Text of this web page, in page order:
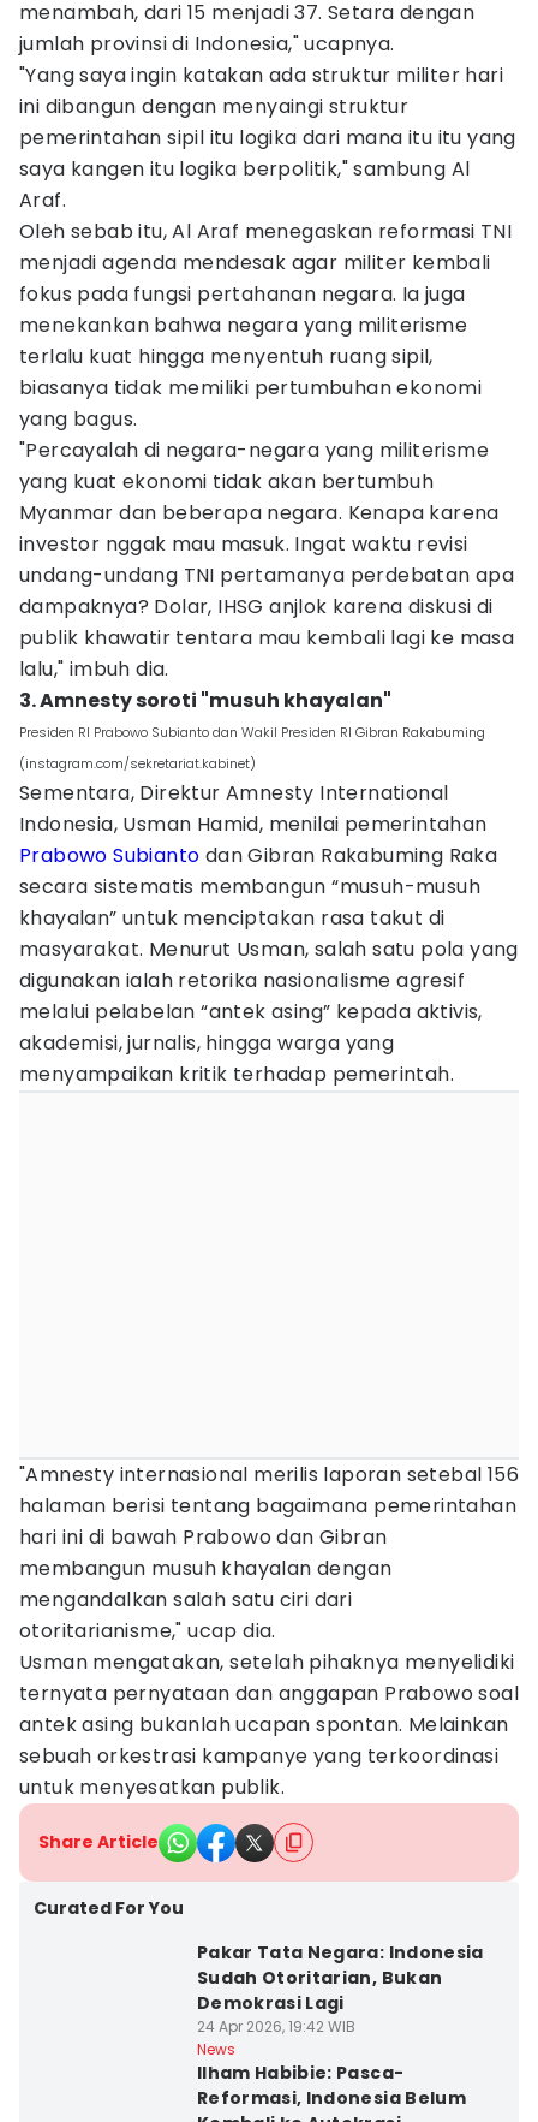
menambah, dari 15 menjadi 37. Setara dengan
jumlah provinsi di Indonesia," ucapnya.
"Yang saya ingin katakan ada struktur militer hari
ini dibangun dengan menyaingi struktur
pemerintahan sipil itu logika dari mana itu itu yang
saya kangen itu logika berpolitik," sambung Al
Araf.
Oleh sebab itu, Al Araf menegaskan reformasi TNI
menjadi agenda mendesak agar militer kembali
fokus pada fungsi pertahanan negara. Ia juga
menekankan bahwa negara yang militerisme
terlalu kuat hingga menyentuh ruang sipil,
biasanya tidak memiliki pertumbuhan ekonomi
yang bagus.
"Percayalah di negara-negara yang militerisme
yang kuat ekonomi tidak akan bertumbuh
Myanmar dan beberapa negara. Kenapa karena
investor nggak mau masuk. Ingat waktu revisi
undang-undang TNI pertamanya perdebatan apa
dampaknya? Dolar, IHSG anjlok karena diskusi di
publik khawatir tentara mau kembali lagi ke masa
lalu," imbuh dia.
3. Amnesty soroti "musuh khayalan"
Presiden RI Prabowo Subianto dan Wakil Presiden RI Gibran Rakabuming
(instagram.com/sekretariat.kabinet)
Sementara, Direktur Amnesty International
Indonesia, Usman Hamid, menilai pemerintahan
Prabowo Subianto dan Gibran Rakabuming Raka
secara sistematis membangun “musuh-musuh
khayalan” untuk menciptakan rasa takut di
masyarakat. Menurut Usman, salah satu pola yang
digunakan ialah retorika nasionalisme agresif
melalui pelabelan “antek asing” kepada aktivis,
akademisi, jurnalis, hingga warga yang
menyampaikan kritik terhadap pemerintah.
"Amnesty internasional merilis laporan setebal 156
halaman berisi tentang bagaimana pemerintahan
hari ini di bawah Prabowo dan Gibran
membangun musuh khayalan dengan
mengandalkan salah satu ciri dari
otoritarianisme," ucap dia.
Usman mengatakan, setelah pihaknya menyelidiki
ternyata pernyataan dan anggapan Prabowo soal
antek asing bukanlah ucapan spontan. Melainkan
sebuah orkestrasi kampanye yang terkoordinasi
untuk menyesatkan publik.
Share Article
Curated For You
Pakar Tata Negara: Indonesia
Sudah Otoritarian, Bukan
Demokrasi Lagi
24 Apr 2026, 19:42 WIB
News
Ilham Habibie: Pasca-
Reformasi, Indonesia Belum